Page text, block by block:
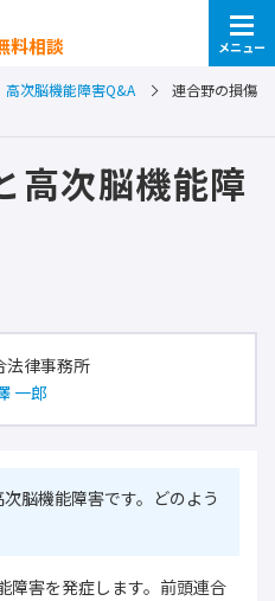
料相談 メニュー
高次脳機能障害Q&A
連合野の損傷
高次脳機能障
法律事務所
一郎
脳機能障害です。どのよう
障害を発症します。前頭連合